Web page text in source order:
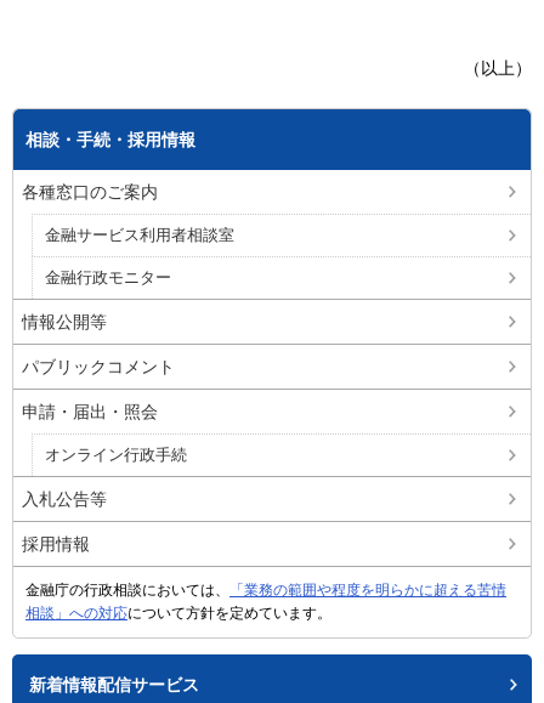
（以上）
相談・手続・採用情報
各種窓口のご案内
金融サービス利用者相談室
金融行政モニター
情報公開等
パブリックコメント
申請・届出・照会
オンライン行政手続
入札公告等
採用情報
金融庁の行政相談においては、
「業務の範囲や程度を明らかに超える苦情
相談」への対応について方針を定めています。
新着情報配信サービス